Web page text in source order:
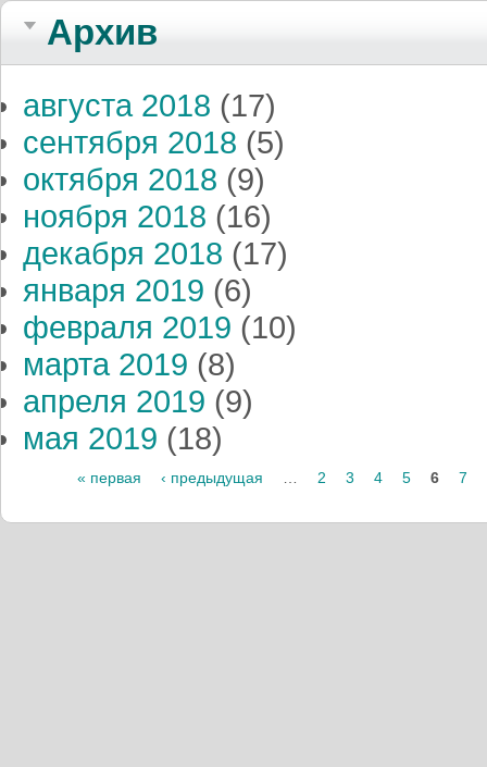
Архив
августа 2018 (17)
сентября 2018 (5)
октября 2018 (9)
ноября 2018 (16)
декабря 2018 (17)
января 2019 (6)
февраля 2019 (10)
марта 2019 (8)
апреля 2019 (9)
мая 2019 (18)
Страницы
« первая ‹ предыдущая 2 3 4 5 6 7